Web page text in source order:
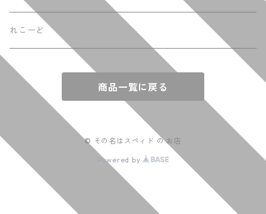
れこーど
商品一覧に戻る
© その名はスペィド の お店
Powered by